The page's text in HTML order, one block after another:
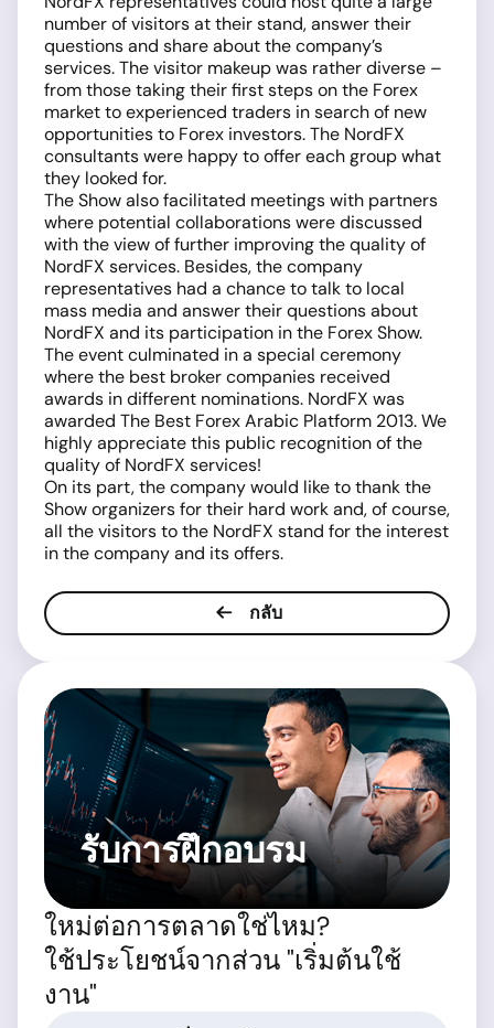
number of visitors at their stand, answer their
questions and share about the company’s
services. The visitor makeup was rather diverse –
from those taking their first steps on the Forex
market to experienced traders in search of new
opportunities to Forex investors. The NordFX
consultants were happy to offer each group what
they looked for.
The Show also facilitated meetings with partners
where potential collaborations were discussed
with the view of further improving the quality of
NordFX services. Besides, the company
representatives had a chance to talk to local
mass media and answer their questions about
NordFX and its participation in the Forex Show.
The event culminated in a special ceremony
where the best broker companies received
awards in different nominations. NordFX was
awarded The Best Forex Arabic Platform 2013. We
highly appreciate this public recognition of the
quality of NordFX services!
On its part, the company would like to thank the
Show organizers for their hard work and, of course,
all the visitors to the NordFX stand for the interest
in the company and its offers.
กลับ
รับการฝึกอบรม
ใหม่ต่อการตลาดใช่ไหม?
ใช้ประโยชน์จากส่วน "เริ่มต้นใช้
งาน"